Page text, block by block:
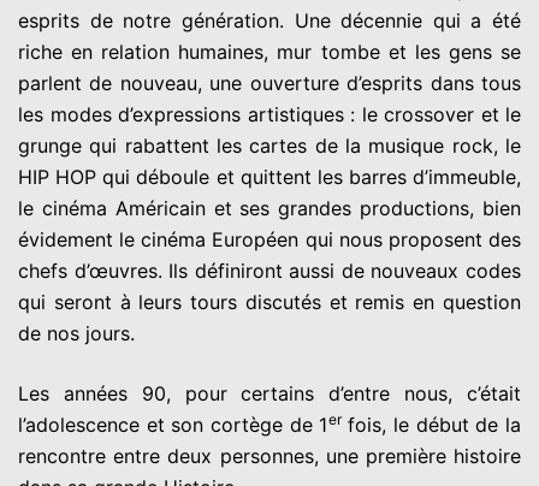
esprits de notre génération. Une décennie qui a été
riche en relation humaines, mur tombe et les gens se
parlent de nouveau, une ouverture d’esprits dans tous
les modes d’expressions artistiques : le crossover et le
grunge qui rabattent les cartes de la musique rock, le
HIP HOP qui déboule et quittent les barres d’immeuble,
le cinéma Américain et ses grandes productions, bien
évidement le cinéma Européen qui nous proposent des
chefs d’œuvres. Ils définiront aussi de nouveaux codes
qui seront à leurs tours discutés et remis en question
de nos jours.
Les années 90, pour certains d’entre nous, c’était
l’adolescence et son cortège de 1erfois, le début de la
rencontre entre deux personnes, une première histoire